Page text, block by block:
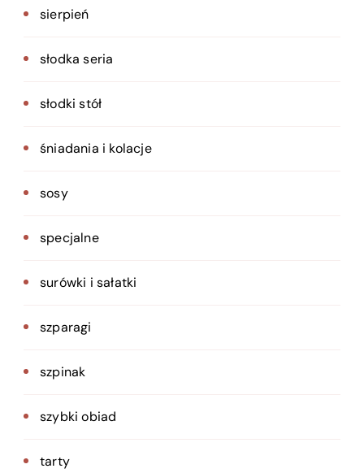
sierpień
słodka seria
słodki stół
śniadania i kolacje
sosy
specjalne
surówki i sałatki
szparagi
szpinak
szybki obiad
tarty